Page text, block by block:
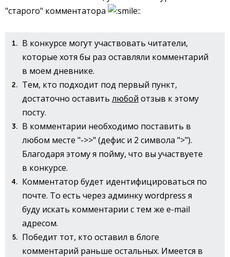
"старого" комментатора
:
В конкурсе могут участвовать читатели,
которые хотя бы раз оставляли комментарий
в моем дневнике.
Тем, кто подходит под первый пункт,
достаточно оставить любой отзыв к этому
посту.
В комментарии необходимо поставить в
любом месте "->>" (дефис и 2 символа ">").
Благодаря этому я пойму, что вы участвуете
в конкурсе.
Комментатор будет идентифицироваться по
почте. То есть через админку wordpress я
буду искать комментарии с тем же e-mail
адресом.
Победит тот, кто оставил в блоге
комментарий раньше остальных. Имеется в